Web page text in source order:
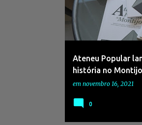
s
a
Ateneu Popular
história no Montijo
em novembro 16, 2021
0